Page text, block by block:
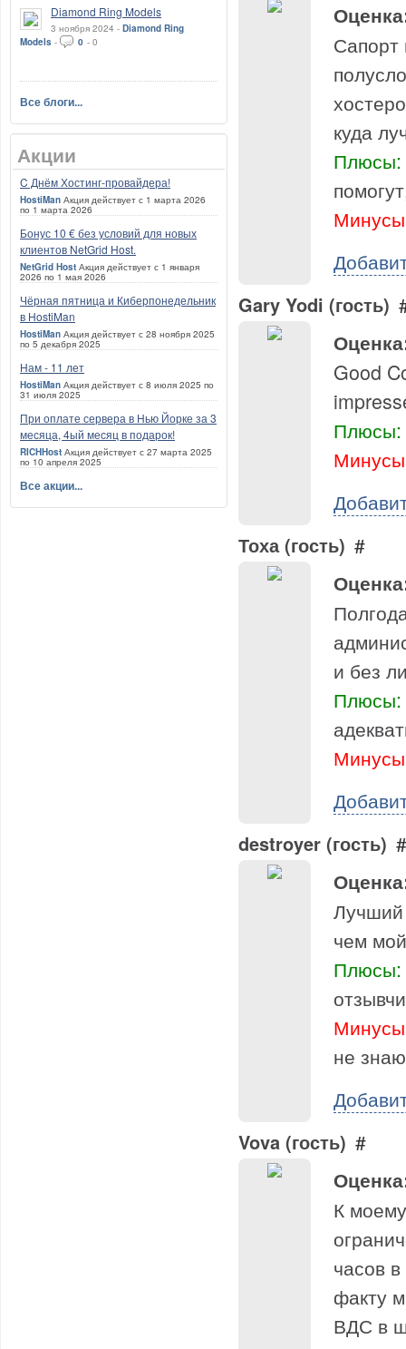
Diamond Ring Models
3 ноября 2024 - Diamond Ring
Models - 0 - 0
Все блоги...
Акции
C Днём Хостинг-провайдера!
HostiMan Акция действует с 1 марта 2026
по 1 марта 2026
Бонус 10 € без условий для новых
клиентов NetGrid Host.
NetGrid Host Акция действует с 1 января
2026 по 1 мая 2026
Чёрная пятница и Киберпонедельник
в HostiMan
HostiMan Акция действует с 28 ноября 2025
по 5 декабря 2025
Нам - 11 лет
HostiMan Акция действует с 8 июля 2025 по
31 июля 2025
При оплате сервера в Нью Йорке за 3
месяца, 4ый месяц в подарок!
RICHHost Акция действует с 27 марта 2025
по 10 апреля 2025
Все акции...
Сапорт
куда
Плюсы:
Gary Yodi (гость)
Good
Плюсы:
Тоха (гость) #
и без
Плюсы:
destroyer (гость) #
Лучший
чем
Плюсы:
не знаю
Vova (гость) #
К
часов
факту
ВДС в